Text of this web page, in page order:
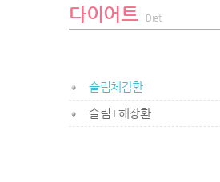
다이어트 Diet
슬림체감환
슬림+해장환